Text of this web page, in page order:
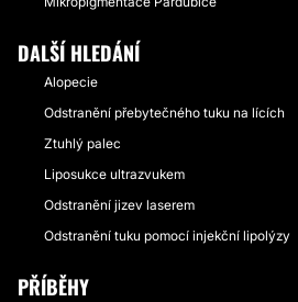
DALŠÍ HLEDÁNÍ
Alopecie
Odstranění přebytečného tuku na lících
Ztuhlý palec
Liposukce ultrazvukem
Odstranění jizev laserem
Odstranění tuku pomocí injekční lipolýzy
PŘÍBĚHY